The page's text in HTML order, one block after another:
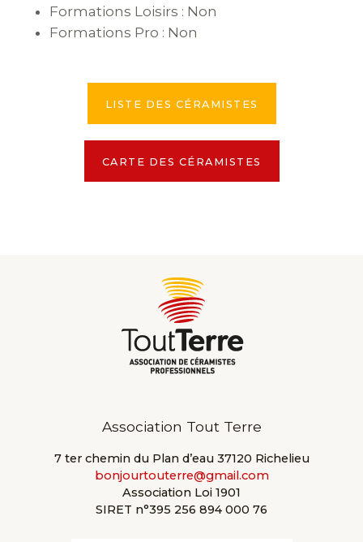
Formations Loisirs : Non
Formations Pro : Non
LISTE DES CÉRAMISTES
CARTE DES CÉRAMISTES
Association Tout Terre
7 ter chemin du Plan d’eau 37120 Richelieu
bonjourtouterre@gmail.com
Association Loi 1901
SIRET n°395 256 894 000 76